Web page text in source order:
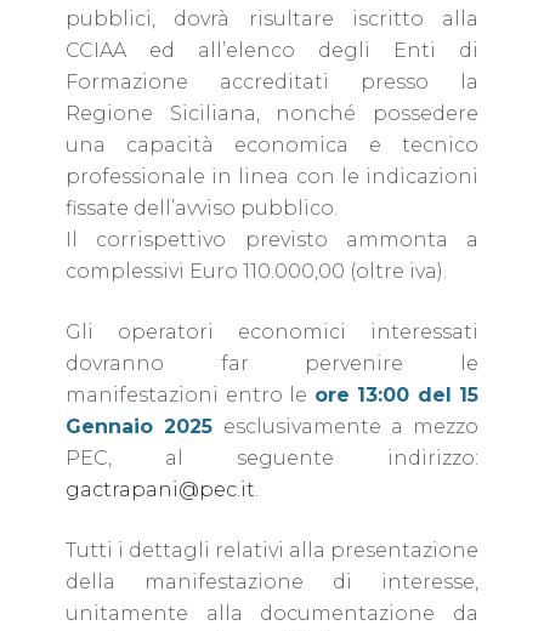
pubblici, dovrà risultare iscritto alla
CCIAA ed all’elenco degli Enti di
Formazione accreditati presso la
Regione Siciliana, nonché possedere
una capacità economica e tecnico
professionale in linea con le indicazioni
fissate dell’avviso pubblico.
Il corrispettivo previsto ammonta a
complessivi Euro 110.000,00 (oltre iva).
Gli operatori economici interessati
dovranno far pervenire le
manifestazioni entro le ore 13:00 del 15
Gennaio 2025 esclusivamente a mezzo
PEC, al seguente indirizzo:
gactrapani@pec.it
Tutti i dettagli relativi alla presentazione
della manifestazione di interesse,
unitamente alla documentazione da